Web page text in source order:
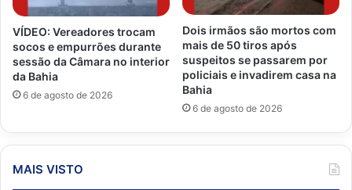
VÍDEO: Vereadores trocam
socos e empurrões durante
sessão da Câmara no interior
da Bahia
6 de agosto de 2026
Dois irmãos são mortos com
mais de 50 tiros após
suspeitos se passarem por
policiais e invadirem casa na
Bahia
6 de agosto de 2026
MAIS VISTO